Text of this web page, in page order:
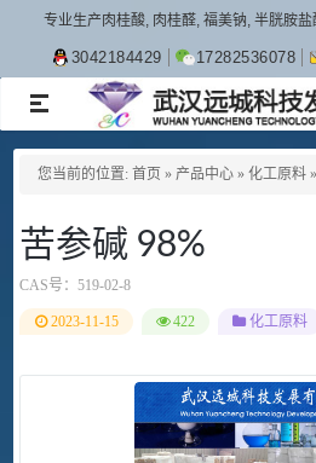
专业生产肉桂酸, 肉桂醛, 福美钠, 半胱胺
3042184429 17282536078
TOGGLE
NAVIGATION
您当前的位置: 首页 » 产品中心 » 化工原料 »
苦参碱 98%
CAS号： 519-02-8
2023-11-15 422 化工原料